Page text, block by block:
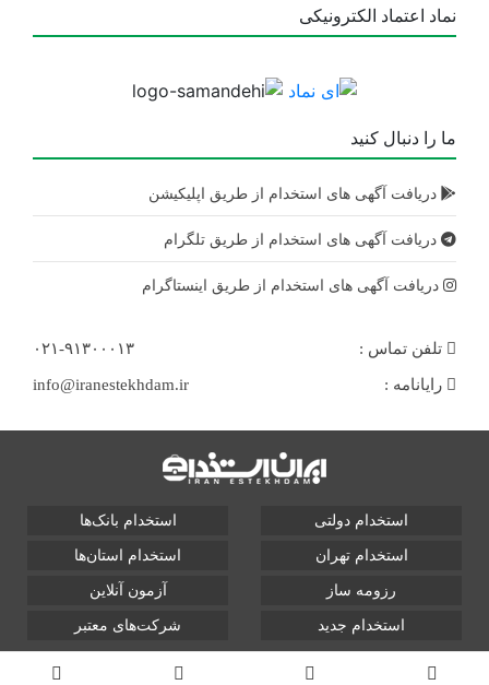
نماد اعتماد الکترونیکی
ما را دنبال کنید
دریافت آگهی های استخدام از طریق اپلیکیشن
دریافت آگهی های استخدام از طریق تلگرام
دریافت آگهی های استخدام از طریق اینستاگرام
تلفن تماس : ۰۲۱-۹۱۳۰۰۰۱۳
رایانامه : info@iranestekhdam.ir
استخدام دولتی استخدام بانک‌ها
استخدام تهران استخدام استان‌ها
رزومه ساز آزمون آنلاین
استخدام جدید شرکت‌های معتبر
تمامی حقوق این سایت برای آلتین سیستم محفوظ است و هر